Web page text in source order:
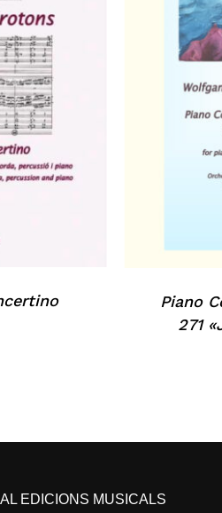
Piano
271
EDICIONS MUSICALS